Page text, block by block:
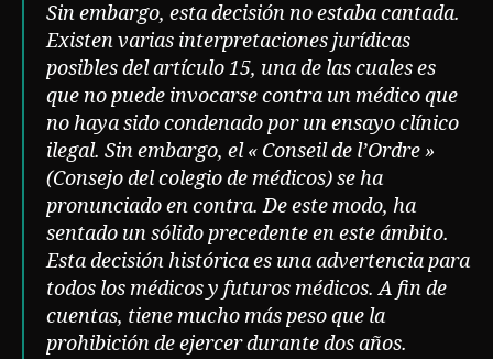
Sin embargo, esta decisión no estaba cantada.
Existen varias interpretaciones jurídicas
posibles del artículo 15, una de las cuales es
que no puede invocarse contra un médico que
no haya sido condenado por un ensayo clínico
ilegal. Sin embargo, el « Conseil de l’Ordre »
(Consejo del colegio de médicos) se ha
pronunciado en contra. De este modo, ha
sentado un sólido precedente en este ámbito.
Esta decisión histórica es una advertencia para
todos los médicos y futuros médicos. A fin de
cuentas, tiene mucho más peso que la
prohibición de ejercer durante dos años.